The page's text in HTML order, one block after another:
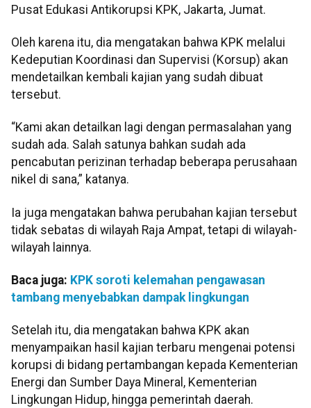
Pusat Edukasi Antikorupsi KPK, Jakarta, Jumat.
Oleh karena itu, dia mengatakan bahwa KPK melalui
Kedeputian Koordinasi dan Supervisi (Korsup) akan
mendetailkan kembali kajian yang sudah dibuat
tersebut.
“Kami akan detailkan lagi dengan permasalahan yang
sudah ada. Salah satunya bahkan sudah ada
pencabutan perizinan terhadap beberapa perusahaan
nikel di sana,” katanya.
Ia juga mengatakan bahwa perubahan kajian tersebut
tidak sebatas di wilayah Raja Ampat, tetapi di wilayah-
wilayah lainnya.
Baca juga: KPK soroti kelemahan pengawasan
tambang menyebabkan dampak lingkungan
Setelah itu, dia mengatakan bahwa KPK akan
menyampaikan hasil kajian terbaru mengenai potensi
korupsi di bidang pertambangan kepada Kementerian
Energi dan Sumber Daya Mineral, Kementerian
Lingkungan Hidup, hingga pemerintah daerah.